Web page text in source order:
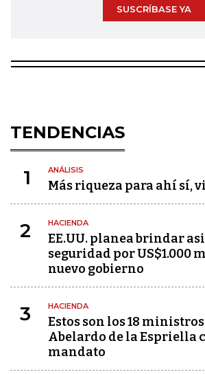
SUSCRÍBASE YA
TENDENCIAS
1 ANÁLISIS
Más riqueza para ahí sí,
2 HACIENDA
EE.UU. planea brindar
seguridad por US$1.000
nuevo gobierno
3 HACIENDA
Estos son los 18
Abelardo de la Espriella
mandato